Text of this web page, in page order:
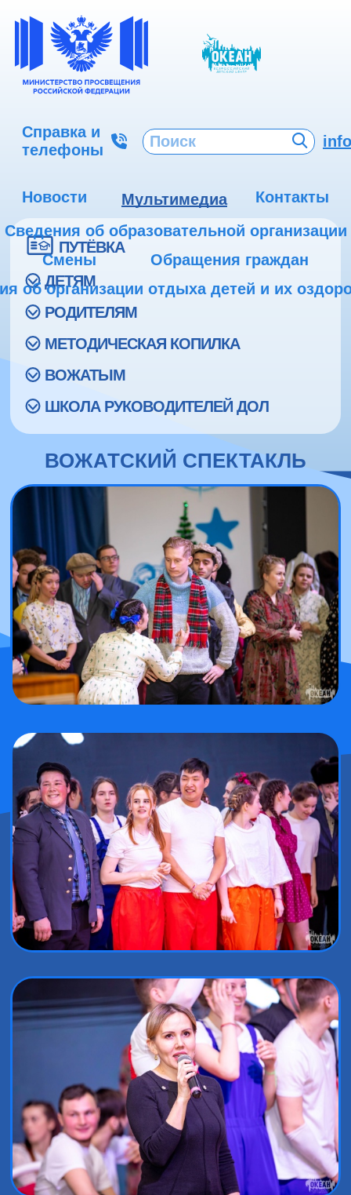
Справка и
телефоны
Новости Мультимедиа
Контакты
Сведения об образовательной организации
Смены
Обращения граждан
об организации отдыха детей и их
ПУТЁВКА
ДЕТЯМ
РОДИТЕЛЯМ
МЕТОДИЧЕСКАЯ КОПИЛКА
ВОЖАТЫМ
ШКОЛА РУКОВОДИТЕЛЕЙ ДОЛ
ВОЖАТСКИЙ СПЕКТАКЛЬ